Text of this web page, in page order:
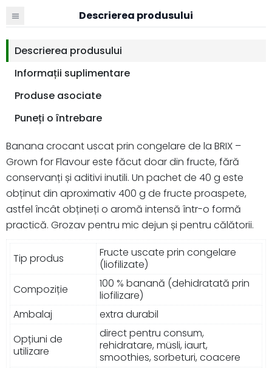
Descrierea produsului
Descrierea produsului
Informații suplimentare
Produse asociate
Puneți o întrebare
Banana crocant uscat prin congelare de la BRIX –
Grown for Flavour este făcut doar din fructe, fără
conservanți și aditivi inutili. Un pachet de 40 g este
obținut din aproximativ 400 g de fructe proaspete,
astfel încât obțineți o aromă intensă într-o formă
practică. Grozav pentru mic dejun și pentru călătorii.
Tip produs
Fructe uscate prin congelare
(liofilizate)
Compoziție
100 % banană (dehidratată prin
liofilizare)
Ambalaj
extra durabil
Opțiuni de
utilizare
direct pentru consum,
rehidratare, müsli, iaurt,
smoothies, sorbeturi, coacere